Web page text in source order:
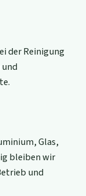
der Reinigung
Glas,
bleiben wir
und